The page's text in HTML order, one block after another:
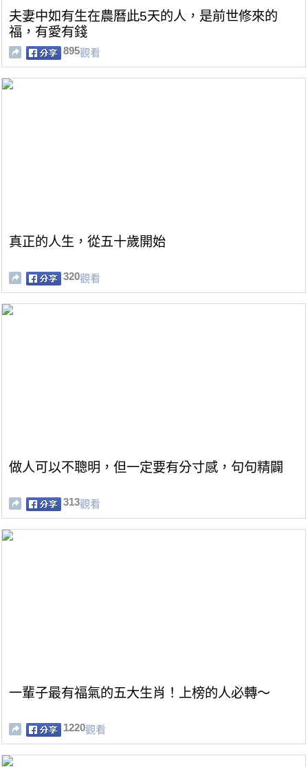
夫妻中如有生在農曆此5天的人，是前世修來的
福，有愛有錢
895觀看
真正的人生，從五十歲開始
320觀看
做人可以不聰明，但一定要有分寸感，句句精闢
313觀看
一輩子最有福氣的五大生肖！上榜的人必轉～
1220觀看